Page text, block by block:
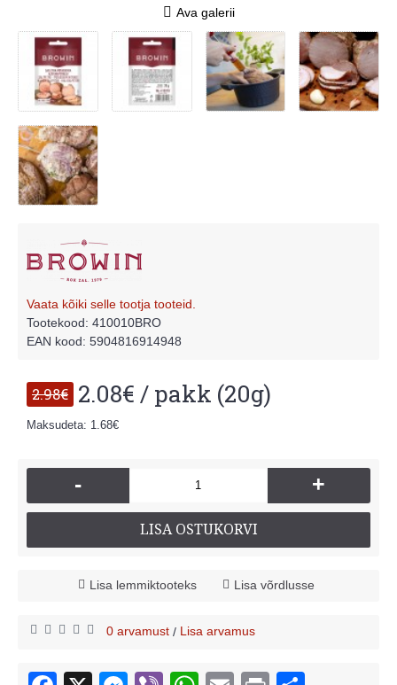
Ava galerii
Vaata kõiki selle tootja tooteid.
Tootekood: 410010BRO
EAN kood: 5904816914948
2.98€ 2.08€ / pakk (20g)
Maksudeta: 1.68€
- +
LISA OSTUKORVI
Lisa lemmiktooteks Lisa võrdlusse
0 arvamust / Lisa arvamus